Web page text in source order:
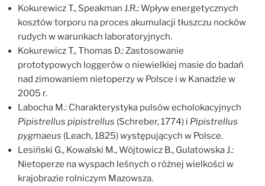
Kokurewicz T., Speakman J.R.: Wpływ energetycznych
kosztów torporu na proces akumulacji tłuszczu nocków
rudych w warunkach laboratoryjnych.
Kokurewicz T., Thomas D.: Zastosowanie
prototypowych loggerów o niewielkiej masie do badań
nad zimowaniem nietoperzy w Polsce i w Kanadzie w
2005 r.
Labocha M.: Charakterystyka pulsów echolokacyjnych
Pipistrellus pipistrellus (Schreber, 1774) i Pipistrellus
pygmaeus (Leach, 1825) występujących w Polsce.
Lesiński G., Kowalski M., Wójtowicz B., Gulatowska J.:
Nietoperze na wyspach leśnych o różnej wielkości w
krajobrazie rolniczym Mazowsza.